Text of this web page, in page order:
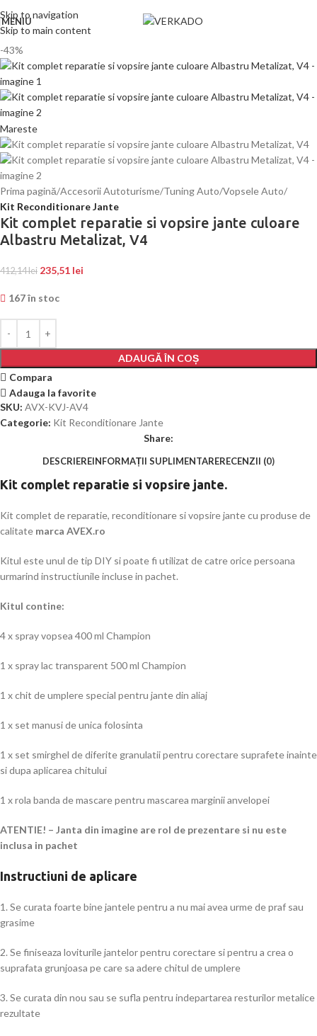
Skip to navigation
Skip to main content
MENIU
-43%
Mareste
Prima pagină Accesorii Autoturisme Tuning Auto Vopsele Auto
Kit Reconditionare Jante
Kit complet reparatie si vopsire jante culoare
Albastru Metalizat, V4
412,14lei 235,51 lei
167 în stoc
ADAUGĂ ÎN COȘ
Compara
Adauga la favorite
SKU: AVX-KVJ-AV4
Categorie: Kit Reconditionare Jante
Share:
DESCRIEREINFORMAȚII SUPLIMENTARERECENZII (0)
Kit complet reparatie si vopsire jante.
Kit complet de reparatie, reconditionare si vopsire jante cu produse de
calitate marca AVEX.ro
Kitul este unul de tip DIY si poate fi utilizat de catre orice persoana
urmarind instructiunile incluse in pachet.
Kitul contine:
4 x spray vopsea 400 ml Champion
1 x spray lac transparent 500 ml Champion
1 x chit de umplere special pentru jante din aliaj
1 x set manusi de unica folosinta
1 x set smirghel de diferite granulatii pentru corectare suprafete inainte
si dupa aplicarea chitului
1 x rola banda de mascare pentru mascarea marginii anvelopei
ATENTIE! – Janta din imagine are rol de prezentare si nu este
inclusa in pachet
Instructiuni de aplicare
1. Se curata foarte bine jantele pentru a nu mai avea urme de praf sau
grasime
2. Se finiseaza loviturile jantelor pentru corectare si pentru a crea o
suprafata grunjoasa pe care sa adere chitul de umplere
3. Se curata din nou sau se sufla pentru indepartarea resturilor metalice
rezultate